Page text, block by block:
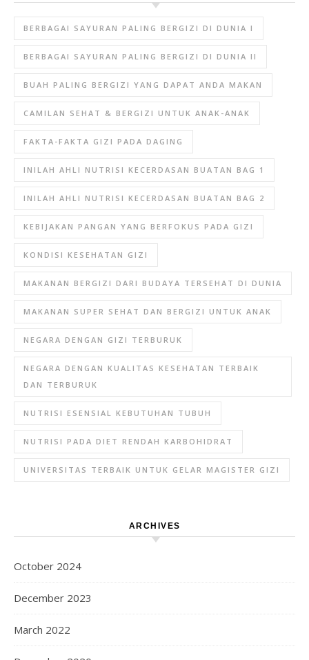
BERBAGAI SAYURAN PALING BERGIZI DI DUNIA I
BERBAGAI SAYURAN PALING BERGIZI DI DUNIA II
BUAH PALING BERGIZI YANG DAPAT ANDA MAKAN
CAMILAN SEHAT & BERGIZI UNTUK ANAK-ANAK
FAKTA-FAKTA GIZI PADA DAGING
INILAH AHLI NUTRISI KECERDASAN BUATAN BAG 1
INILAH AHLI NUTRISI KECERDASAN BUATAN BAG 2
KEBIJAKAN PANGAN YANG BERFOKUS PADA GIZI
KONDISI KESEHATAN GIZI
MAKANAN BERGIZI DARI BUDAYA TERSEHAT DI DUNIA
MAKANAN SUPER SEHAT DAN BERGIZI UNTUK ANAK
NEGARA DENGAN GIZI TERBURUK
NEGARA DENGAN KUALITAS KESEHATAN TERBAIK
DAN TERBURUK
NUTRISI ESENSIAL KEBUTUHAN TUBUH
NUTRISI PADA DIET RENDAH KARBOHIDRAT
UNIVERSITAS TERBAIK UNTUK GELAR MAGISTER GIZI
ARCHIVES
October 2024
December 2023
March 2022